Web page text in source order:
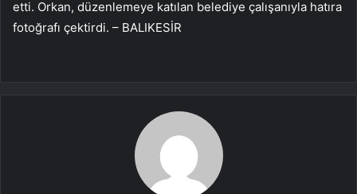
etti. Orkan, düzenlemeye katılan belediye çalışanıyla hatıra
fotoğrafı çektirdi. – BALIKESİR